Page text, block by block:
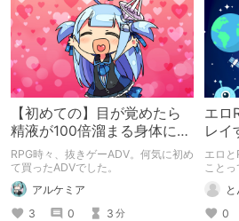
【初めての】目が覚めたら
精液が100倍溜まる身体にな
ってた【抜きゲーADV】
RPG時々、抜きゲーADV。何気に初め
て買ったADVでした。
アルケミア
3
0 3 分
エロ
レイ
エロ
こと
ったわ
0